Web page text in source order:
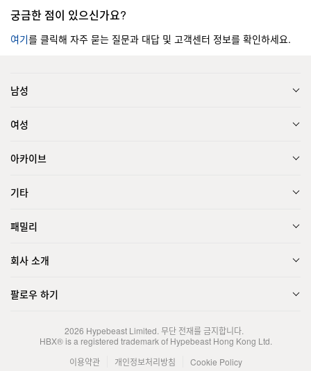
궁금한 점이 있으신가요?
여기를 클릭해 자주 묻는 질문과 대답 및 고객센터 정보를 확인하세요.
남성
여성
아카이브
기타
패밀리
회사 소개
팔로우 하기
2026 Hypebeast Limited. 무단 전재를 금지합니다.
HBX® is a registered trademark of Hypebeast Hong Kong Ltd.
이용약관
개인정보처리방침 Cookie Policy